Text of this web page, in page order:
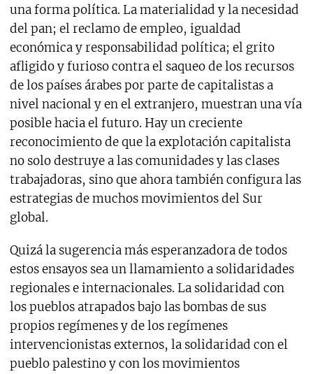
una forma política. La materialidad y la necesidad
del pan; el reclamo de empleo, igualdad
económica y responsabilidad política; el grito
afligido y furioso contra el saqueo de los recursos
de los países árabes por parte de capitalistas a
nivel nacional y en el extranjero, muestran una vía
posible hacia el futuro. Hay un creciente
reconocimiento de que la explotación capitalista
no solo destruye a las comunidades y las clases
trabajadoras, sino que ahora también configura las
estrategias de muchos movimientos del Sur
global.
Quizá la sugerencia más esperanzadora de todos
estos ensayos sea un llamamiento a solidaridades
regionales e internacionales. La solidaridad con
los pueblos atrapados bajo las bombas de sus
propios regímenes y de los regímenes
intervencionistas externos, la solidaridad con el
pueblo palestino y con los movimientos